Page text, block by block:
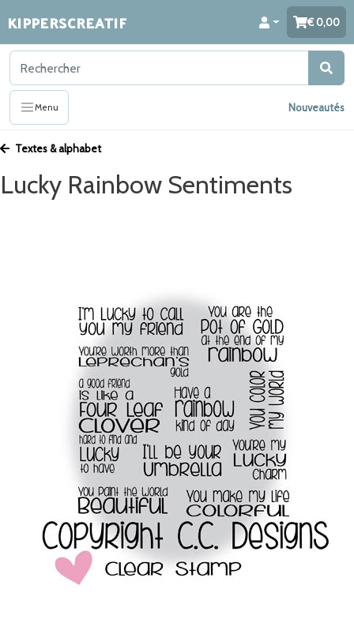
KIPPERSCREATIF 0,00
Menu Nouveautés
Textes & alphabet
Lucky Rainbow Sentiments